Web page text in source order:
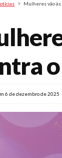
Mulheres vão
6 de dezembro de 2025